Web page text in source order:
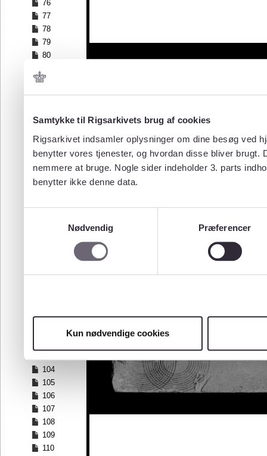
Samtykke til Rigsarkivets brug af cookies
Rigsarkivet indsamler oplysninger om dine besøg ved
benytter vores tjenester, og hvordan disse bliver
nemmere at bruge. Nogle sider indeholder 3. parts
benytter ikke denne data.
Nødvendig
Præferencer
Kun nødvendige cookies
76
77
78
79
80
82
83
85
87
88
89
90
97
100
104
105
106
107
108
109
110